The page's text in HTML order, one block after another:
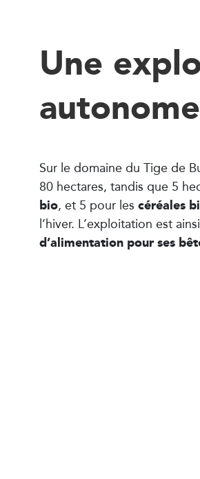
Une
autonome
Sur le domaine du Tige de
80 hectares, tandis que 5
bio, et 5 pour les céréales
l’hiver. L’exploitation est ainsi
d’alimentation pour ses